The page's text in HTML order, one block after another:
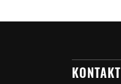
KONTAKT